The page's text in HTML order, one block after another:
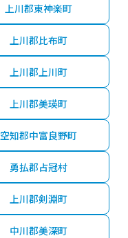
上川郡東神楽町
上川郡比布町
上川郡上川町
上川郡美瑛町
空知郡中富良野町
勇払郡占冠村
上川郡剣淵町
中川郡美深町